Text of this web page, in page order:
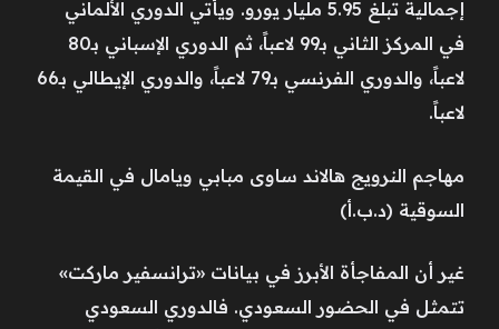
إجمالية تبلغ 5.95 مليار يورو. ويأتي الدوري الألماني
في المركز الثاني بـ99 لاعباً، ثم الدوري الإسباني بـ80
لاعباً، والدوري الفرنسي بـ79 لاعباً، والدوري الإيطالي بـ66
لاعباً.
مهاجم النرويج هالاند ساوى مبابي ويامال في القيمة
السوقية (د.ب.أ)
غير أن المفاجأة الأبرز في بيانات «ترانسفير ماركت»
تتمثل في الحضور السعودي. فالدوري السعودي